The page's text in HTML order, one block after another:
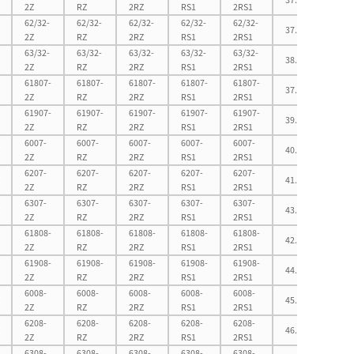
2Z
RZ
2RZ
RS1
2RS1
62/32-
2Z
62/32-
RZ
62/32-
2RZ
62/32-
RS1
62/32-
2RS1
37.0
63/32-
2Z
63/32-
RZ
63/32-
2RZ
63/32-
RS1
63/32-
2RS1
38.5
61807-
2Z
61807-
RZ
61807-
2RZ
61807-
RS1
61807-
2RS1
37.0
61907-
2Z
61907-
RZ
61907-
2RZ
61907-
RS1
61907-
2RS1
39.0
6007-
2Z
6007-
RZ
6007-
2RZ
6007-
RS1
6007-
2RS1
40.0
6207-
2Z
6207-
RZ
6207-
2RZ
6207-
RS1
6207-
2RS1
41.5
6307-
2Z
6307-
RZ
6307-
2RZ
6307-
RS1
6307-
2RS1
43.0
61808-
2Z
61808-
RZ
61808-
2RZ
61808-
RS1
61808-
2RS1
42.0
61908-
2Z
61908-
RZ
61908-
2RZ
61908-
RS1
61908-
2RS1
44.0
6008-
2Z
6008-
RZ
6008-
2RZ
6008-
RS1
6008-
2RS1
45.0
6208-
2Z
6208-
RZ
6208-
2RZ
6208-
RS1
6208-
2RS1
46.5